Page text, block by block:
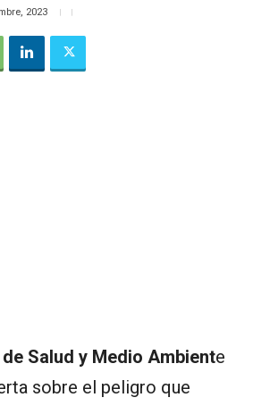
2023
Salud y Medio Ambiente
sobre el peligro que